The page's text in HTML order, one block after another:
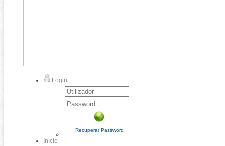
Login
Recuperar Password
Início